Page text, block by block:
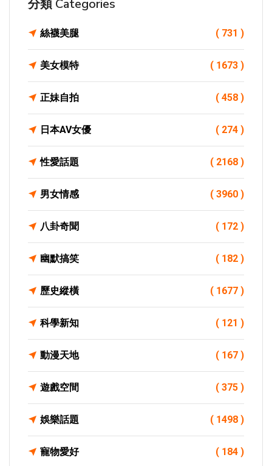
分類 Categories
絲襪美腿 ( 731 )
美女模特 ( 1673 )
正妹自拍 ( 458 )
日本AV女優 ( 274 )
性愛話題 ( 2168 )
男女情感 ( 3960 )
八卦奇聞 ( 172 )
幽默搞笑 ( 182 )
歷史縱橫 ( 1677 )
科學新知 ( 121 )
動漫天地 ( 167 )
遊戲空間 ( 375 )
娛樂話題 ( 1498 )
寵物愛好 ( 184 )